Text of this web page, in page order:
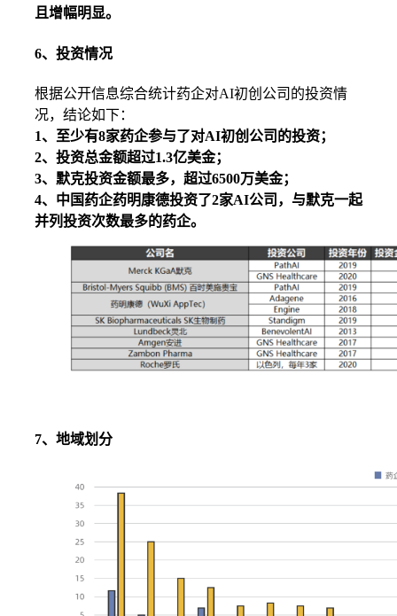
且增幅明显。
6、投资情况
根据公开信息综合统计药企对AI初创公司的投资情
况，结论如下：
1、至少有8家药企参与了对AI初创公司的投资；
2、投资总金额超过1.3亿美金；
3、默克投资金额最多，超过6500万美金；
4、中国药企药明康德投资了2家AI公司，与默克一起
并列投资次数最多的药企。
7、地域划分